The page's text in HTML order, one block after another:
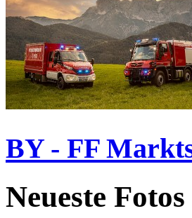
BY - FF
Neueste